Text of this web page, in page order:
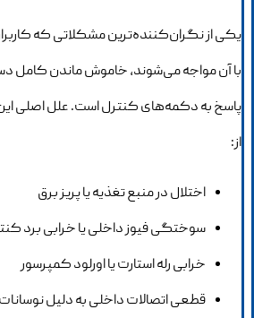
یکی از نگران‌کننده‌ترین مشکلاتی که
با آن مواجه می‌شوند، خاموش ماندن کامل
پاسخ به دکمه‌های کنترل است. علل اصلی
از:
اختلال در منبع تغذیه یا پریز برق
سوختگی فیوز داخلی یا خرابی برد
خرابی رله استارت یا اورلود کمپرسور
قطعی اتصالات داخلی به دلیل